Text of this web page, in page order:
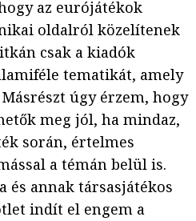
az eurójátékok
oldalról közelítenek
csak a kiadók
tematikát, amely
úgy érzem, hogy
meg jól, ha mindaz,
során, értelmes
a témán belül is.
és annak társasjátékos
indít el engem a